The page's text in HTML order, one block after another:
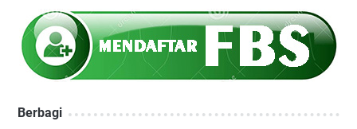
Berbagi